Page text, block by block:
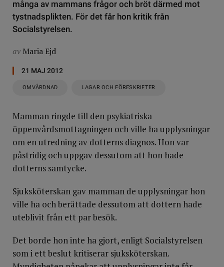
många av mammans frågor och bröt därmed mot
tystnadsplikten. För det får hon kritik från
Socialstyrelsen.
av Maria Ejd
21 MAJ 2012
OMVÅRDNAD LAGAR OCH FÖRESKRIFTER
Mamman ringde till den psykiatriska
öppenvårdsmottagningen och ville ha upplysningar
om en utredning av dotterns diagnos. Hon var
påstridig och uppgav dessutom att hon hade
dotterns samtycke.
Sjuksköterskan gav mamman de upplysningar hon
ville ha och berättade dessutom att dottern hade
uteblivit från ett par besök.
Det borde hon inte ha gjort, enligt Socialstyrelsen
som i ett beslut kritiserar sjuksköterskan.